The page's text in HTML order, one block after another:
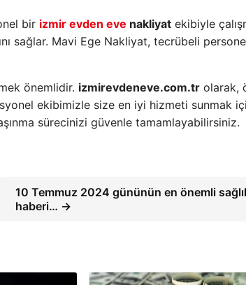
bir izmir evden eve nakliyat ekibiyle
sağlar. Mavi Ege Nakliyat, tecrübeli
önemlidir. izmirevdeneve.com.tr olarak,
ekibimizle size en iyi hizmeti sunmak
sürecinizi güvenle tamamlayabilirsiniz.
10 Temmuz 2024 gününün en önemli
haberi… →